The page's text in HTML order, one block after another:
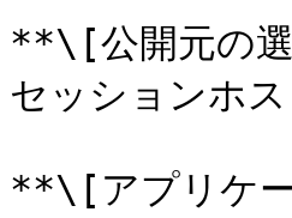
**\[公開元の選
セッションホ
**\[アプリケ